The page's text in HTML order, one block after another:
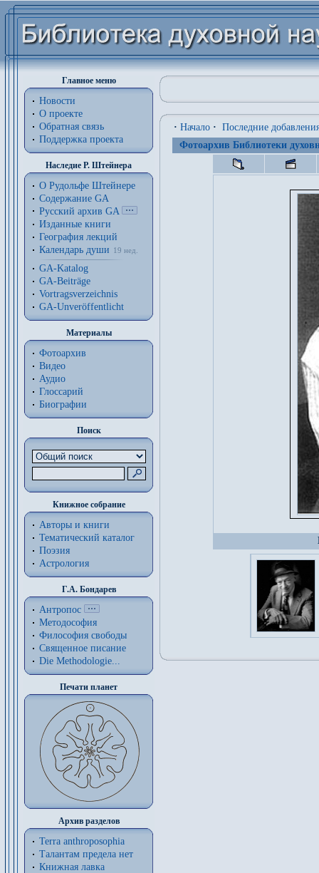
Главное меню
Новости
О проекте
Обратная связь
Поддержка проекта
Наследие Р. Штейнера
О Рудольфе Штейнере
Содержание GA
Русский архив GA
Изданные книги
География лекций
Календарь души
19 нед.
GA-Katalog
GA-Beiträge
Vortragsverzeichnis
GA-Unveröffentlicht
Материалы
Фотоархив
Видео
Аудио
Глоссарий
Биографии
Поиск
Книжное собрание
Авторы и книги
Тематический каталог
Поэзия
Астрология
Г.А. Бондарев
Антропос
Методософия
Философия cвободы
Священное писание
Die Methodologie...
Печати планет
Архив разделов
Terra anthroposophia
Талантам предела нет
Книжная лавка
· Начало · Последние
Фотоархив Библиотеки